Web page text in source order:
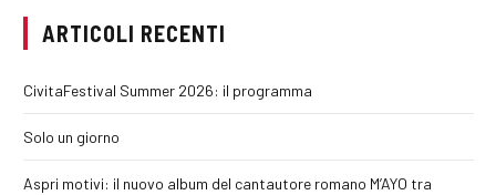
ARTICOLI RECENTI
CivitaFestival Summer 2026: il programma
Solo un giorno
Aspri motivi: il nuovo album del cantautore romano M’AYO tra